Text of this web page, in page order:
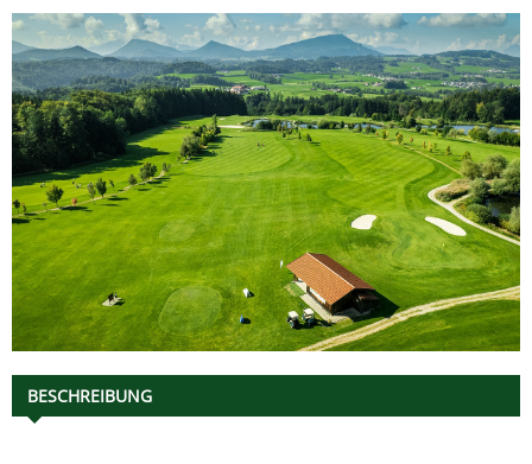
BESCHREIBUNG